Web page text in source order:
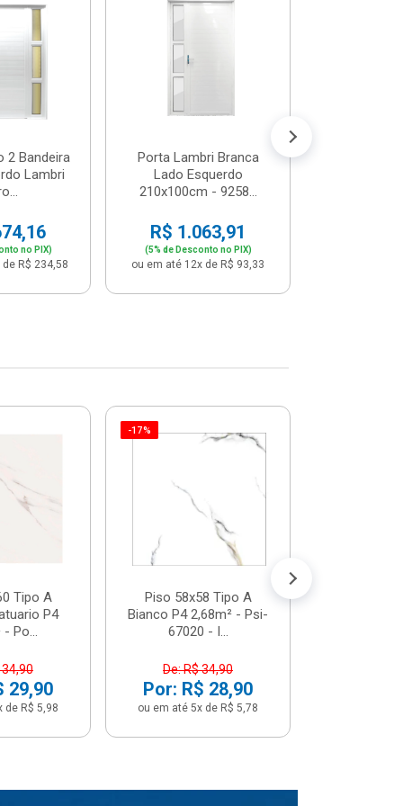
2 Bandeira
Lambri
no PIX)
R$ 234,58
Porta Lambri Branca
Lado Esquerdo
210x100cm - 9258...
R$ 1.063,91
(5% de Desconto no PIX)
ou em até 12x de R$ 93,33
Tipo A
P4
- Po...
34,90
29,90
de R$ 5,98
-17%
Piso 58x58 Tipo A
Bianco P4 2,68m² - Psi-
67020 - I...
De: R$ 34,90
Por: R$ 28,90
ou em até 5x de R$ 5,78